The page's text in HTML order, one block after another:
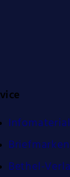
Infomaterial
Briefmarken
Bethel-